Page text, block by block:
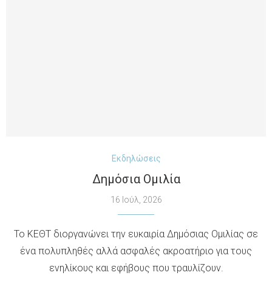
Εκδηλώσεις
Δημόσια Ομιλία
16 Ιούλ, 2026
Το ΚΕΘΤ διοργανώνει την ευκαιρία Δημόσιας Ομιλίας σε
ένα πολυπληθές αλλά ασφαλές ακροατήριο για τους
ενηλίκους και εφήβους που τραυλίζουν.